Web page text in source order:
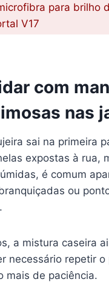
para brilho
V17
com
nas
sai na primeira
expostas à rua,
é comum
ou
a mistura caseira
necessário repetir o
mais de paciência.